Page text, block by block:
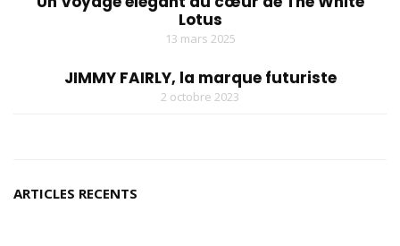
Lotus
13 mars 2025
JIMMY FAIRLY, la marque futuriste
2 octobre 2023
ARTICLES RECENTS